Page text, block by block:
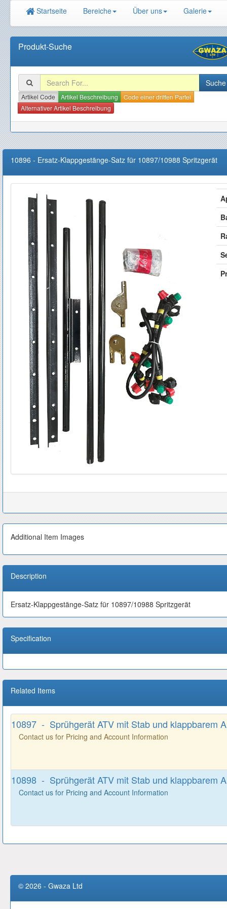
Startseite Bereiche Über uns Galerie
Produkt-Suche
Artikel Code Artikel Beschreibung
Code einer dritten Partei
Alternativer Artikel Beschreibung
10896 - Ersatz-Klappgestänge-Satz für 10897/10988 Spritzgerät
Additional Item Images
Description
Ersatz-Klappgestänge-Satz für 10897/10988 Spritzgerät
Specification
Related Items
10897 - Sprühgerät ATV mit Stab und klappbarem
Contact us for Pricing and Account Information
10898 - Sprühgerät ATV mit Stab und klappbarem
Contact us for Pricing and Account Information
© 2026 - Gwaza Ltd